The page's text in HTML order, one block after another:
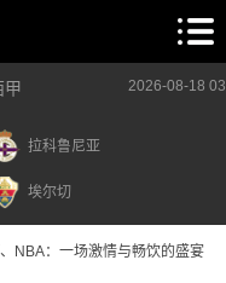
甲 2026-08-18
拉科鲁尼亚
埃尔切
NBA：一场激情与畅饮的盛宴